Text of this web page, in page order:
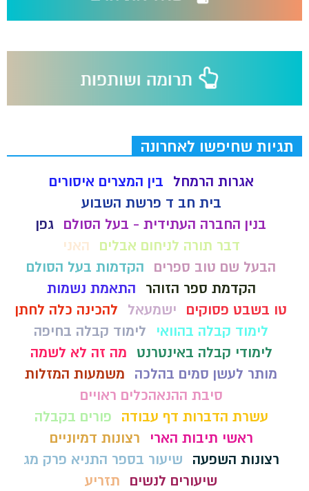
תגיות שחיפשו לאחרונה
אגרות הרמחל
בין המצרים איסורים
בית חב ד פרשת השבוע
בנין החברה העתידית - בעל הסולם גפן
דבר תורה לניחום אבלים
האני
הבעל שם טוב ספרים
הקדמות בעל הסולם
הקדמת ספר הזוהר
התאמת נשמות
טו בשבט פסוקים
ישמעאל
להכינה כלה לחתן
לימוד קבלה בהוואי
לימוד קבלה בחיפה
לימודי קבלה באינטרנט
מה זה לא לשמה
מותר לעשן סמים בהלכה
משמעות המזלות
סיבת ההנאהכלים ראויים
עשרת הדברות דף עבודה
פורים בקבלה
ראשי תיבות הארי
רצונות דמיוניים
רצונות השפעה
שיעור בספר התניא פרק מג
שיעורים לנשים
תזריע